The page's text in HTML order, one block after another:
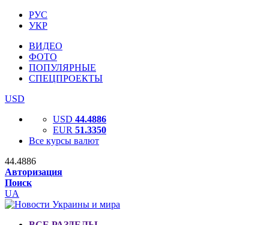
РУС
УКР
ВИДЕО
ФОТО
ПОПУЛЯРНЫЕ
СПЕЦПРОЕКТЫ
USD
USD 44.4886
EUR 51.3350
Все курсы валют
44.4886
Авторизация
Поиск
UA